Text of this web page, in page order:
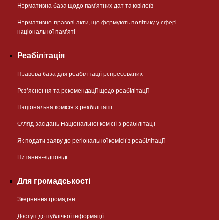
Нормативна база щодо пам'ятних дат та ювілеїв
Нормативно-правові акти, що формують політику у сфері
національної памʼяті
Реабілітація
Правова база для реабілітації репресованих
Розʼяснення та рекомендації щодо реабілітації
Національна комісія з реабілітації
Огляд засідань Національної комісії з реабілітації
Як подати заяву до регіональної комісії з реабілітації
Питання-відповіді
Для громадськості
Звернення громадян
Доступ до публічної інформації